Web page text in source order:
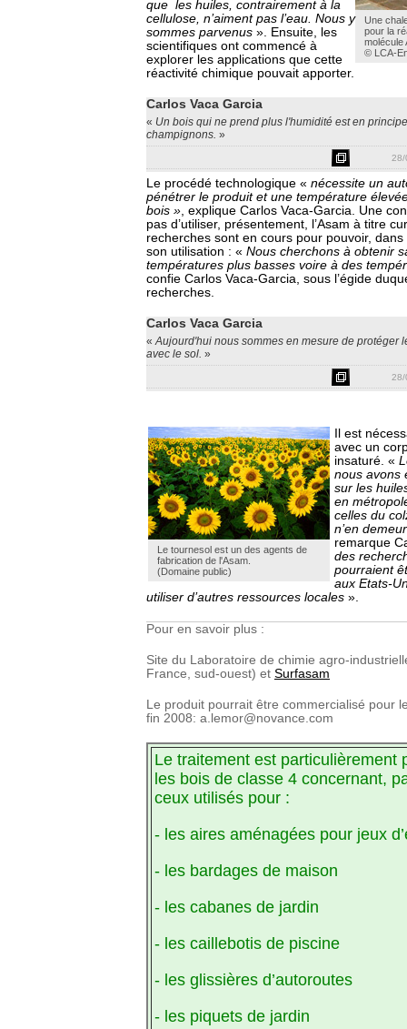
Une
pour la
molécule
© LCA-
que les huiles, contrairement à la
cellulose, n’aiment pas l’eau. Nous y
sommes parvenus ». Ensuite, les
scientifiques ont commencé à
explorer les applications que cette
réactivité chimique pouvait apporter.
Carlos Vaca Garcia
« Un bois qui ne prend plus l'humidité est en
champignons. »
Le procédé technologique « nécessite un
pénétrer le produit et une température
bois », explique Carlos Vaca-Garcia. Une
pas d’utiliser, présentement, l’Asam à titre
recherches sont en cours pour pouvoir, dans
son utilisation : « Nous cherchons à obtenir
températures plus basses voire à des
confie Carlos Vaca-Garcia, sous l’égide
recherches.
Carlos Vaca Garcia
«Aujourd'hui nous sommes en mesure de protéger
avec le sol. »
Le tournesol est un des agents de
fabrication de l'Asam.
(Domaine public)
Il est
avec un
insaturé. «
nous avons
sur les
en
celles du
n’en
remarque
des
pourraient
aux Etats-
utiliser d’autres ressources locales ».
Pour en savoir plus :
Site du Laboratoire de chimie agro-
France, sud-ouest) et Surfasam
Le produit pourrait être commercialisé pour
fin 2008: a.lemor@novance.com
Le traitement est particulièrement
les bois de classe 4 concernant,
ceux utilisés pour :
- les aires aménagées pour jeux
- les bardages de maison
- les cabanes de jardin
- les caillebotis de piscine
- les glissières d’autoroutes
- les piquets de jardin